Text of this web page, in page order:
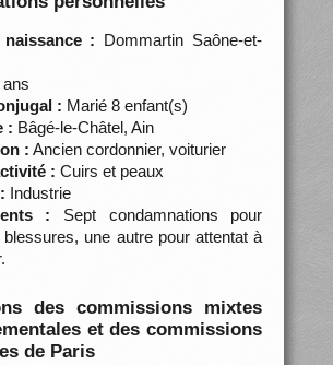
: Dommartin Saône-et-
ans
: Marié 8 enfant(s)
: Bâgé-le-Châtel, Ain
: Ancien cordonnier, voiturier
: Cuirs et peaux
Industrie
: Sept condamnations pour
une autre pour attentat à
des commissions mixtes
et des commissions
de Paris